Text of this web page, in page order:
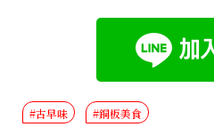
#古早味 #銅板美食